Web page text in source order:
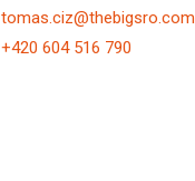
tomas.ciz@thebigsro.com
+420 604 516 790